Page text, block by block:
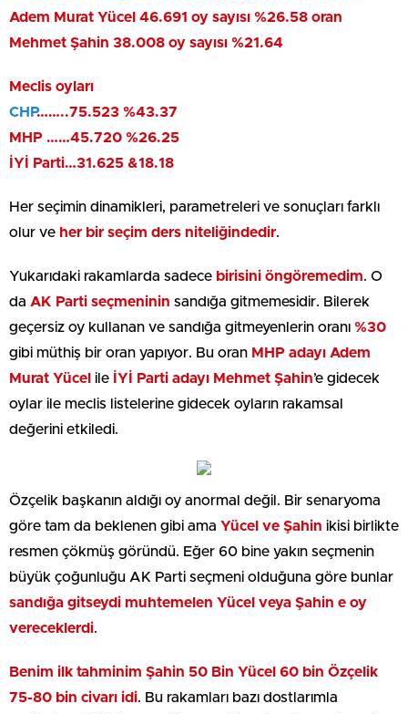
Adem Murat Yücel 46.691 oy sayısı %26.58 oran
Mehmet Şahin 38.008 oy sayısı %21.64
Meclis oyları
CHP……..75.523 %43.37
MHP ……45.720 %26.25
İYİ Parti…31.625 &18.18
Her seçimin dinamikleri, parametreleri ve sonuçları farklı
olur ve her bir seçim ders niteliğindedir.
Yukarıdaki rakamlarda sadece birisini öngöremedim. O
da AK Parti seçmeninin sandığa gitmemesidir. Bilerek
geçersiz oy kullanan ve sandığa gitmeyenlerin oranı %30
gibi müthiş bir oran yapıyor. Bu oran MHP adayı Adem
Murat Yücel ile İYİ Parti adayı Mehmet Şahin’e gidecek
oylar ile meclis listelerine gidecek oyların rakamsal
değerini etkiledi.
Özçelik başkanın aldığı oy anormal değil. Bir senaryoma
göre tam da beklenen gibi ama Yücel ve Şahin ikisi birlikte
resmen çökmüş göründü. Eğer 60 bine yakın seçmenin
büyük çoğunluğu AK Parti seçmeni olduğuna göre bunlar
sandığa gitseydi muhtemelen Yücel veya Şahin e oy
vereceklerdi.
Benim ilk tahminim Şahin 50 Bin Yücel 60 bin Özçelik
75-80 bin civarı idi. Bu rakamları bazı dostlarımla